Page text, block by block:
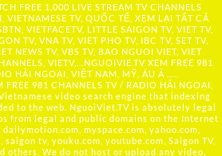
FREE 1,000 LIVE STREAM TV CHANNELS
VIETNAMESE TV, QUỐC TẾ, XEM LẠI TẤT CẢ
VIETFACETV, LITTLE SAIGON TV, VIET TV,
TV, VNA TV, VIET PHO TV, IBC TV, SET TV,
NEWS TV, VBS TV, BAO NGUOI VIET, VIET
VIETV,... NGUOIVIE.TV XEM FREE 981
HẢI NGOẠI, VIỆT NAM, MỸ, ÂU Á …..
FREE 981 CHANNELS TV / RADIO HẢI NGOẠI,
video search engine that indexing
to the web. NguoiViet.TV is absolutely legal
from legal and public domains on the Internet
myspace.com, yahoo.com,
saigon tv, youku.com, youtube.com, Saigon TV,
others. We do not host or upload any video,